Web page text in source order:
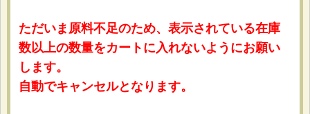
ただいま原料不足のため、表示されている在庫
数以上の数量をカートに入れないようにお願い
します。
自動でキャンセルとなります。